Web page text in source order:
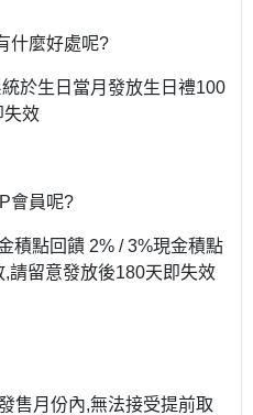
什麼好處呢?
於生日當月發放生日禮100
失效
會員呢?
積點回饋 2% / 3%現金積點
請留意發放後180天即失效
售月份內,無法接受提前取